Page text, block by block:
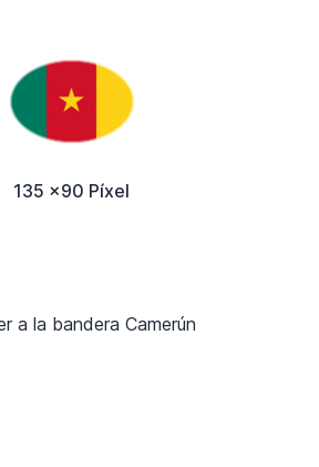
135 x90 Píxel
a la bandera Camerún